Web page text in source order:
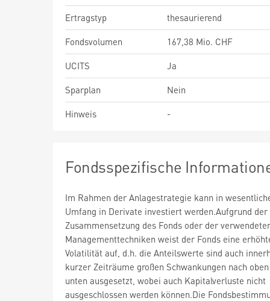
Ertragstyp
thesaurierend
Fondsvolumen
167,38 Mio. CHF
UCITS
Ja
Sparplan
Nein
Hinweis
-
Fondsspezifische
Im Rahmen der Anlagestrategie kann in
Umfang in Derivate investiert werden.Aufgrund der
Zusammensetzung des Fonds oder der
Managementtechniken weist der Fonds eine
Volatilität auf, d.h. die Anteilswerte sind auch
kurzer Zeiträume großen Schwankungen nach
unten ausgesetzt, wobei auch Kapitalverluste nicht
ausgeschlossen werden können.Die